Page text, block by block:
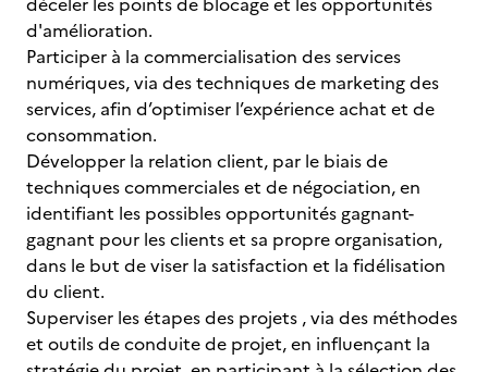
d'amélioration.
Participer à la commercialisation des services
numériques, via des techniques de marketing des
services, afin d’optimiser l’expérience achat et de
consommation.
Développer la relation client, par le biais de
techniques commerciales et de négociation, en
identifiant les possibles opportunités gagnant-
gagnant pour les clients et sa propre organisation,
dans le but de viser la satisfaction et la fidélisation
du client.
Superviser les étapes des projets , via des méthodes
et outils de conduite de projet, en influençant la